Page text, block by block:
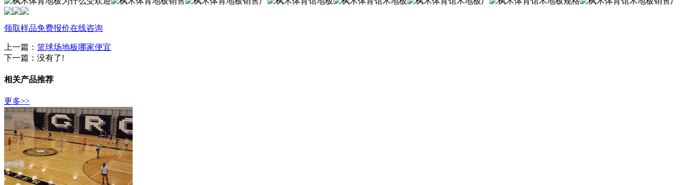
领取样品免费报价在线咨询
上一篇： 篮球场地板哪家便宜
下一篇：没有了!
相关产品推荐
更多>>